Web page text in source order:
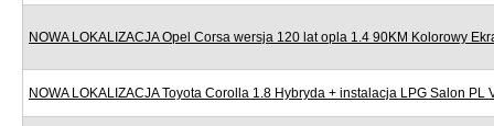
NOWA LOKALIZACJA Opel Corsa wersja 120 lat opla 1.4 90KM Kolorowy
NOWA LOKALIZACJA Toyota Corolla 1.8 Hybryda + instalacja LPG Salon PL